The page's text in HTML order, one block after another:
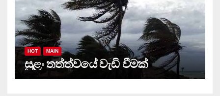
HOT MAIN
සුළං තත්ත්වයේ වැඩි වීමක්